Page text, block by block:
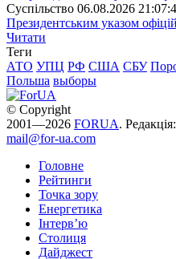
Суспiльство 06.08.2026
Президентським указом
Читати
Теги
АТО УПЦ РФ США СБУ
Польша выборы
© Copyright
2001—2026 FORUA. Редакція:
mail@for-ua.com
Головне
Рейтинги
Точка зору
Енергетика
Інтерв’ю
Столиця
Дайджест